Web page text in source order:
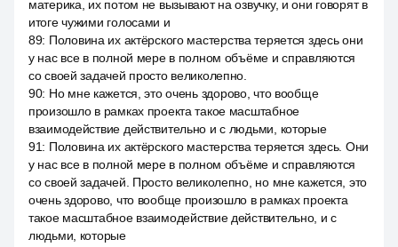
материка, их потом не вызывают на озвучку, и они говорят в
итоге чужими голосами и
89: Половина их актёрского мастерства теряется здесь они
у нас все в полной мере в полном объёме и справляются
со своей задачей просто великолепно.
90: Но мне кажется, это очень здорово, что вообще
произошло в рамках проекта такое масштабное
взаимодействие действительно и с людьми, которые
91: Половина их актёрского мастерства теряется здесь. Они
у нас все в полной мере в полном объёме и справляются
со своей задачей. Просто великолепно, но мне кажется, это
очень здорово, что вообще произошло в рамках проекта
такое масштабное взаимодействие действительно, и с
людьми, которые